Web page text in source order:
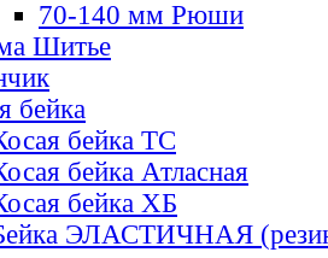
70-140 мм Рюши
Шитье
бейка
бейка ТС
бейка Атласная
бейка ХБ
ЭЛАСТИЧНАЯ